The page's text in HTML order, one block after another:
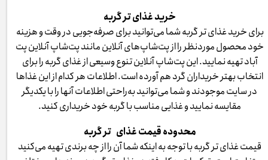
خرید غذای تر گربه
برای خرید غذای تر گربه شما می‌توانید برای صرفه‌جویی در وقت و هزینه
خود محصول موردنظر را از پت‌شاپ‌های آنلاین مانند پت‌شاپ آنلاین پت
آباد تهیه نمایید. این پت‌شاپ آنلاین تنوع وسیعی از غذای گربه را برای
انتخاب بهتر خریداران گرد هم آورده است. اطلاعات هر کدام از این غذاها
در سایت موجودند و شما می‌توانید به‌راحتی اطلاعات آنها را با یکدیگر
مقایسه نمایید و غذایی مناسب با گربه خود خریداری کنید.
محدوده قیمت غذای تر گربه
قیمت غذای تر گربه با توجه به اینکه شما آن را از چه برندی تهیه می‌کنید